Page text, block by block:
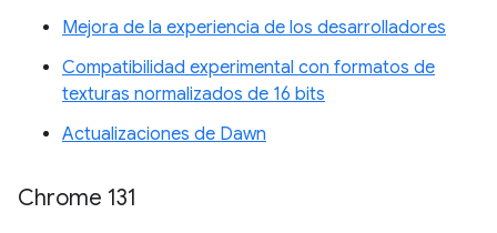
Mejora de la experiencia de los desarrolladores
Compatibilidad experimental con formatos de
texturas normalizados de 16 bits
Actualizaciones de Dawn
Chrome 131